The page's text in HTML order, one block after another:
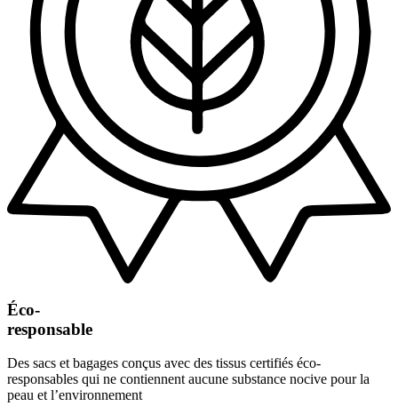
Éco-
responsable
Des sacs et bagages conçus avec des tissus certifiés éco-
responsables qui ne contiennent aucune substance nocive pour la
peau et l’environnement